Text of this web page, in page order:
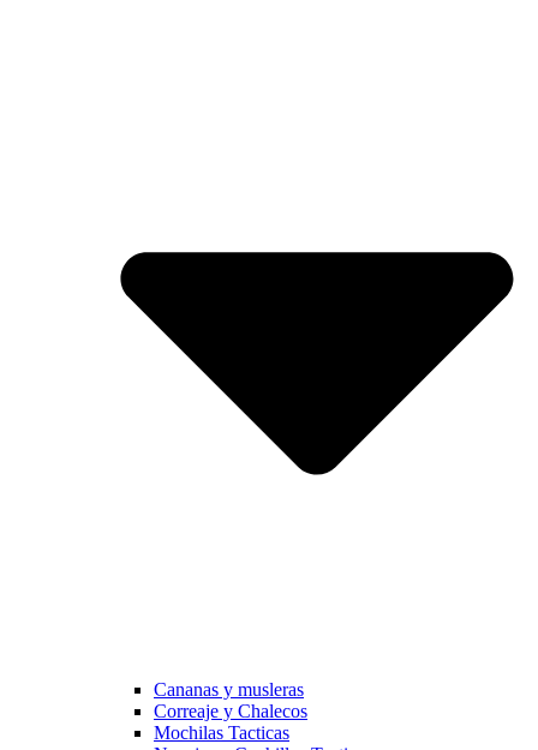
Cananas y musleras
Correaje y Chalecos
Mochilas Tacticas